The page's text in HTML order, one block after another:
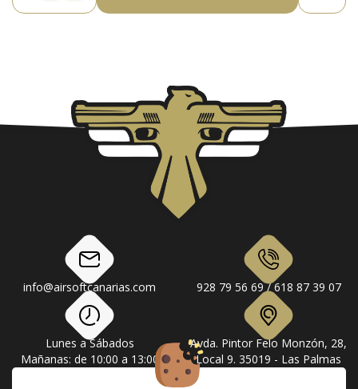
info@airsoftcanarias.com 928 79 56 69 / 618 87 39 07
Lunes a Sábados
Mañanas: de 10:00 a 13:00
Avda. Pintor Felo Monzón, 28,
Local 9. 35019 - Las Palmas